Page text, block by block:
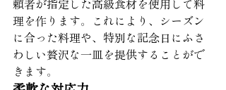
頼者が指定した高級食材を使用して料
理を作ります。これにより、シーズン
に合った料理や、特別な記念日にふさ
わしい贅沢な一皿を提供することがで
きます。